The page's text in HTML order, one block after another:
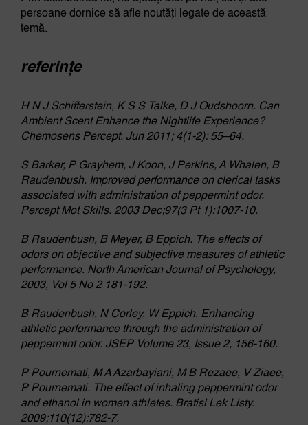
persoane dornice să afle noutăți legate de această
temă.
referințe
H N J Schifferstein, K S S Talke, D J Oudshoorn. Can
Ambient Scent Enhance the Nightlife Experience?
Chemosens Percept. Jun 2011; 4(1-2): 55–64.
S Barker, P Grayhem, J Koon, J Perkins, A Whalen, B
Raudenbush. Improved performance on clerical tasks
associated with administration of peppermint odor.
Percept Mot Skills. 2003 Dec;97(3 Pt 1):1007-10.
B Raudenbush, B Meyer, B Eppich. The effects of
odors on objective and subjective measures of athletic
performance. North American Journal of Psychology,
2003, Vol 5 No 2 181-192.
B Raudenbush, N Corley, W Eppich. Enhancing
athletic performance through the administration of
peppermint odor. JSEP Volume 23, Issue 2, 156-160.
P Pournemati, M A Azarbayiani, M B Rezaee, V Ziaee,
P Pournemati. The effect of inhaling peppermint odor
and ethanol in women athletes. Bratisl Lek Listy.
2009;110(12):782-7.